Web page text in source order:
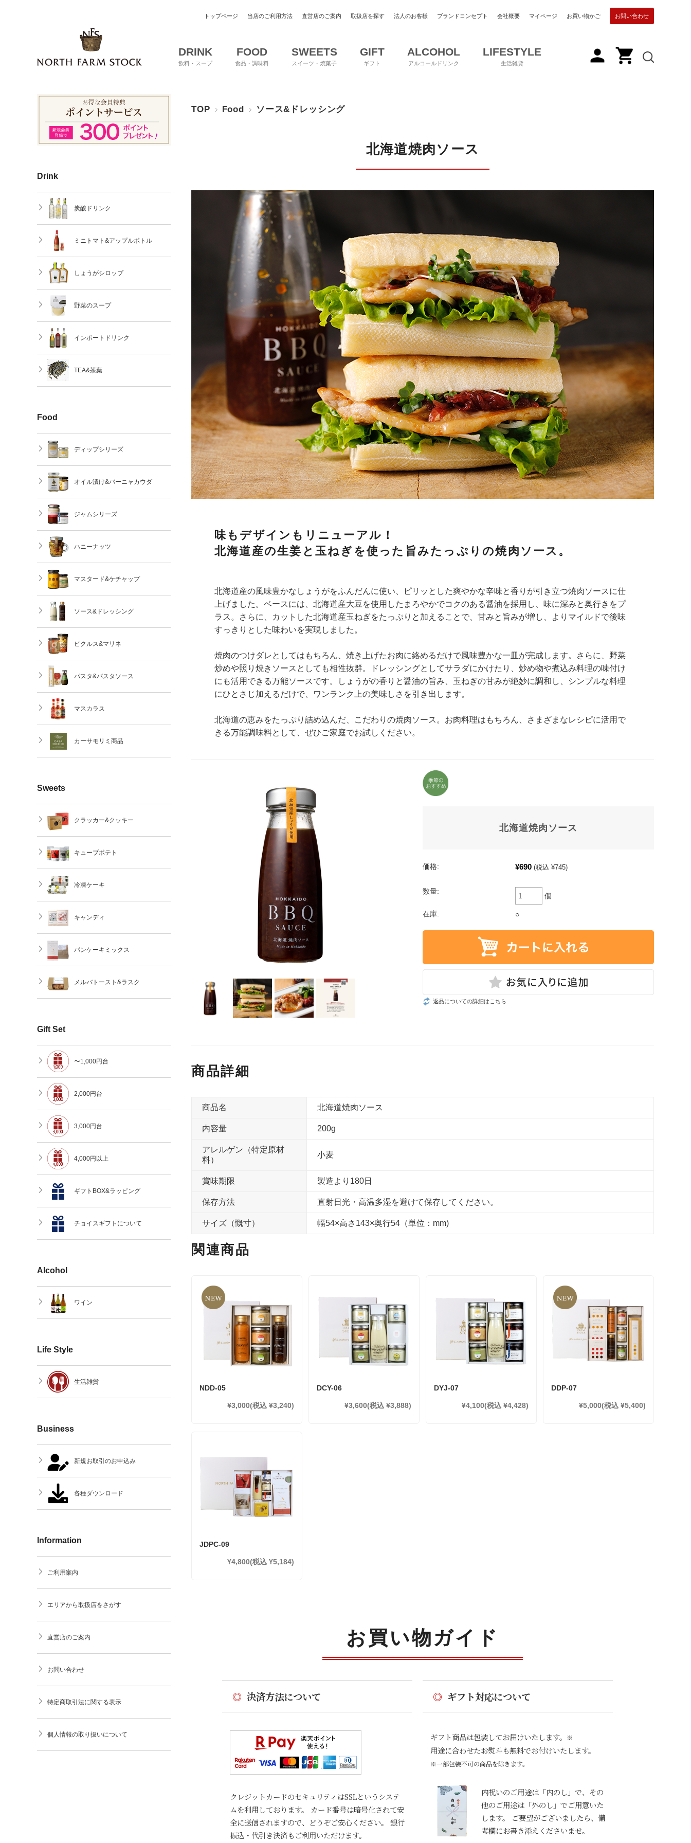
トップページ 当店のご利用方法 直営店のご案内 取扱店を探す 法人のお客様 ブランドコンセプト 会社概要 マイページ お買い物かご お問い合わせ
DRINK
飲料・スープ
FOOD
食品・調味料
SWEETS
スイーツ・焼菓子
GIFT
ギフト
ALCOHOL
アルコールドリンク
LIFESTYLE
生活雑貨
TOP Food ソース&ドレッシング
北海道焼肉ソース
味もデザインもリニューアル！
北海道産の生姜と玉ねぎを使った旨みたっぷりの焼肉ソース。
北海道産の風味豊かなしょうがをふんだんに使い、ピリッとした爽やかな辛味と香りが引き立つ焼肉ソースに仕
上げました。ベースには、北海道産大豆を使用したまろやかでコクのある醤油を採用し、味に深みと奥行きをプ
ラス。さらに、カットした北海道産玉ねぎをたっぷりと加えることで、甘みと旨みが増し、よりマイルドで後味
すっきりとした味わいを実現しました。
焼肉のつけダレとしてはもちろん、焼き上げたお肉に絡めるだけで風味豊かな一皿が完成します。さらに、野菜
炒めや照り焼きソースとしても相性抜群。ドレッシングとしてサラダにかけたり、炒め物や煮込み料理の味付け
にも活用できる万能ソースです。しょうがの香りと醤油の旨み、玉ねぎの甘みが絶妙に調和し、シンプルな料理
にひとさじ加えるだけで、ワンランク上の美味しさを引き出します。
北海道の恵みをたっぷり詰め込んだ、こだわりの焼肉ソース。お肉料理はもちろん、さまざまなレシピに活用で
きる万能調味料として、ぜひご家庭でお試しください。
北海道焼肉ソース
価格: ¥690 (税込 ¥745)
数量:
個
在庫: ○
返品についての詳細はこちら
商品詳細
商品名 北海道焼肉ソース
内容量 200g
アレルゲン（特定原材
料）
小麦
賞味期限 製造より180日
保存方法 直射日光・高温多湿を避けて保存してください。
サイズ（慨寸） 幅54×高さ143×奥行54（単位：mm)
関連商品
NDD-05
¥3,000(税込 ¥3,240)
DCY-06
¥3,600(税込 ¥3,888)
DYJ-07
¥4,100(税込 ¥4,428)
DDP-07
¥5,000(税込 ¥5,400)
JDPC-09
¥4,800(税込 ¥5,184)
お買い物ガイド
◎ 決済方法について
クレジットカードのセキュリティはSSLというシステ
ムを利用しております。 カード番号は暗号化されて安
全に送信されますので、どうぞご安心ください。 銀行
振込・代引き決済もご利用いただけます。
◎ ギフト対応について
ギフト商品は包装してお届けいたします。 ※
用途に合わせたお熨斗も無料でお付けいたします。
※一部包装不可の商品を除きます。
内祝いのご用途は「内のし」で、その
他のご用途は「外のし」でご用意いた
します。 ご要望がございましたら、備
考欄にお書き添えくださいませ。
Drink
炭酸ドリンク
ミニトマト&アップルボトル
しょうがシロップ
野菜のスープ
インポートドリンク
TEA&茶葉
Food
ディップシリーズ
オイル漬け&バーニャカウダ
ジャムシリーズ
ハニーナッツ
マスタード&ケチャップ
ソース&ドレッシング
ピクルス&マリネ
パスタ&パスタソース
マスカラス
カーサモリミ商品
Sweets
クラッカー&クッキー
キューブポテト
冷凍ケーキ
キャンディ
パンケーキミックス
メルバトースト&ラスク
Gift Set
〜1,000円台
2,000円台
3,000円台
4,000円以上
ギフトBOX&ラッピング
チョイスギフトについて
Alcohol
ワイン
Life Style
生活雑貨
Business
新規お取引のお申込み
各種ダウンロード
Information
ご利用案内
エリアから取扱店をさがす
直営店のご案内
お問い合わせ
特定商取引法に関する表示
個人情報の取り扱いについて